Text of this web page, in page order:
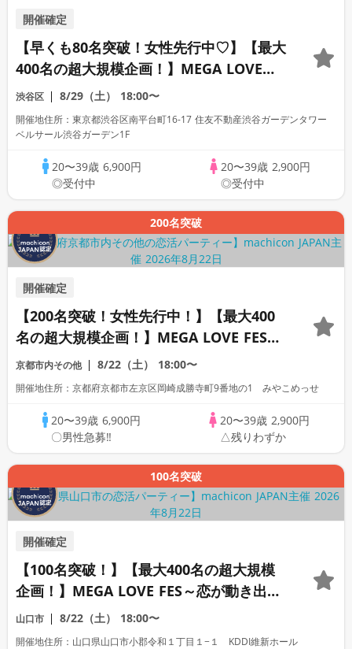
開催確定
【早くも80名突破！女性先行中♡】【最大
400名の超大規模企画！】MEGA LOVE
FES～恋が動き出す出会いの祭典～
渋谷区 8/29（土） 18:00〜
開催地住所：東京都渋谷区南平台町16-17 住友不動産渋谷ガーデンタワー
ベルサール渋谷ガーデン1F
20〜39歳 6,900円
◎受付中
20〜39歳 2,900円
◎受付中
200名突破
開催確定
【200名突破！女性先行中！】【最大400
名の超大規模企画！】MEGA LOVE FES～
恋が動き出す出会いの祭典～
京都市内その他 8/22（土） 18:00〜
開催地住所：京都府京都市左京区岡崎成勝寺町9番地の1 みやこめっせ
20〜39歳6,900円
〇男性急募‼
20〜39歳2,900円
△残りわずか
100名突破
開催確定
【100名突破！】【最大400名の超大規模
企画！】MEGA LOVE FES～恋が動き出す
出会いの祭典～
山口市 8/22（土） 18:00〜
開催地住所：山口県山口市小郡令和１丁目１−１ KDDI維新ホール